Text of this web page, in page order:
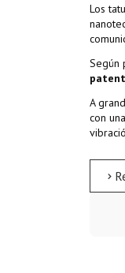
Los
Según
A
con una